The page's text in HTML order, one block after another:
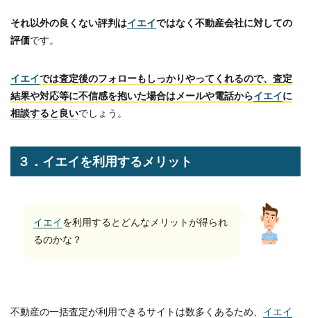
それ以外の良くない評判はイエイではなく不動産会社に対しての
評価です。
イエイでは査定後のフォローもしっかりやってくれるので、査定
結果や対応等に不信感を抱いた場合はメールや電話からイエイに
相談すると良いでしょう。
３．イエイを利用するメリット
イエイを利用するとどんなメリットが得られ
るのかな？
不動産の一括査定が利用できるサイトは数多くあるため、 イエイ